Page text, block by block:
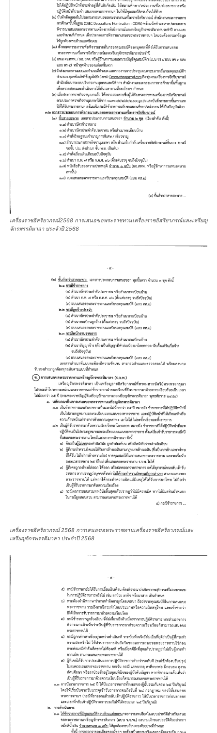
เครื่องราชอิสริยาภรณ์2568 การเสนอขอพระราชทานเครื่องราชอิสริยาภรณ์และเหรียญ
จักรพรรดิมาลา ประจำปี 2568
เครื่องราชอิสริยาภรณ์ 2568 การเสนอขอพระราชทานเครื่องราชอิสริยาภรณ์และ
เหรียญจักรพรรดิมาลา ประจำปี 2568